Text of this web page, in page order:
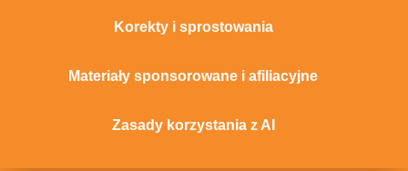
Korekty i sprostowania
Materiały sponsorowane i afiliacyjne
Zasady korzystania z AI